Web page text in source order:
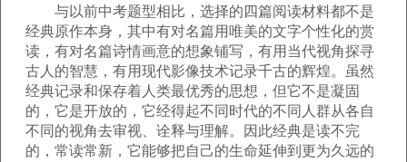
与以前中考题型相比，选择的四篇阅读材料都不是
经典原作本身，其中有对名篇用唯美的文字个性化的赏
读，有对名篇诗情画意的想象铺写，有用当代视角探寻
古人的智慧，有用现代影像技术记录千古的辉煌。虽然
经典记录和保存着人类最优秀的思想，但它不是凝固
的，它是开放的，它经得起不同时代的不同人群从各自
不同的视角去审视、诠释与理解。因此经典是读不完
的，常读常新，它能够把自己的生命延伸到更为久远的